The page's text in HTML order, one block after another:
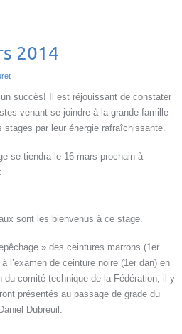
2014
succès! Il est réjouissant de constater
venant se joindre à la grande famille
stages par leur énergie rafraîchissante.
se tiendra le 16 mars prochain à
sont les bienvenus à ce stage.
» des ceintures marrons (1er
l’examen de ceinture noire (1er dan) en
du comité technique de la Fédération, il y
présentés au passage de grade du
Dubreuil.